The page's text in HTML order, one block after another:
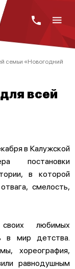
семьи «Новогодний
всей
в Калужской
постановки
в которой
смелость,
любимых
в мир детства.
хореография,
равнодушным